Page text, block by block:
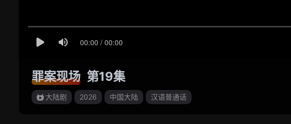
罪案现场 第19集
大陆剧 2026 中国大陆 汉语普通话